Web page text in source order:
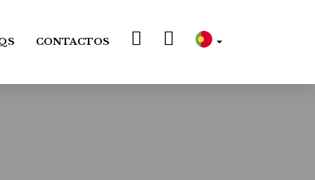
CONTACTOS